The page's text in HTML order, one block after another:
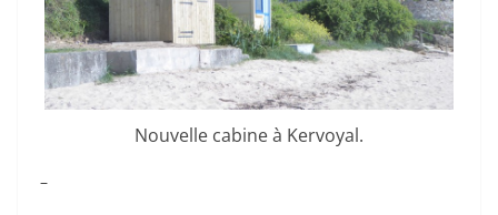
Nouvelle cabine à Kervoyal.
–